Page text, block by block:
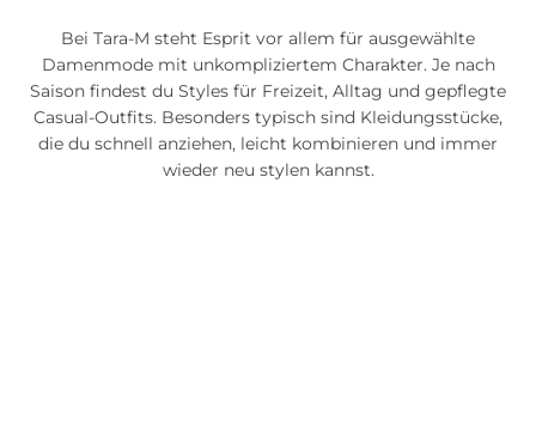
Bei Tara-M steht Esprit vor allem für ausgewählte
Damenmode mit unkompliziertem Charakter. Je nach
Saison findest du Styles für Freizeit, Alltag und gepflegte
Casual-Outfits. Besonders typisch sind Kleidungsstücke,
die du schnell anziehen, leicht kombinieren und immer
wieder neu stylen kannst.